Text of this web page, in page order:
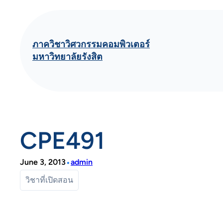
ภาควิชาวิศวกรรมคอมพิวเตอร์
มหาวิทยาลัยรังสิต
CPE491
June 3, 2013•admin
วิชาที่เปิดสอน